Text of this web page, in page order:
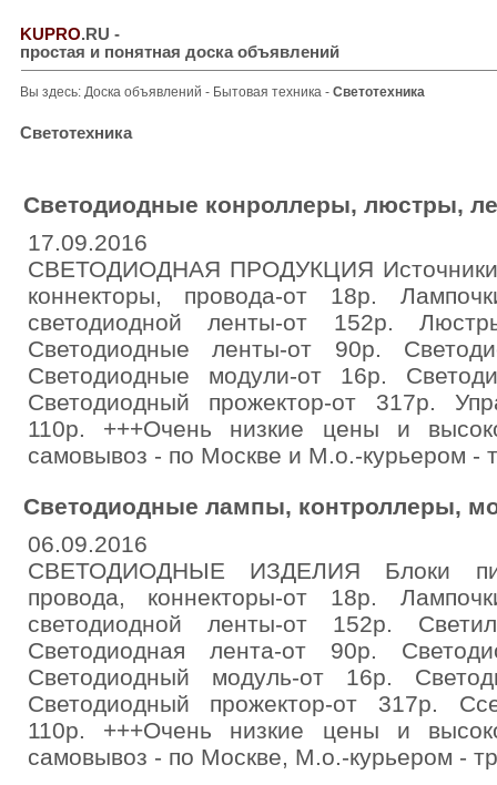
KUPRO.RU -
простая и понятная доска объявлений
Вы здесь: Доска объявлений - Бытовая техника - Светотехника
Светотехника
Светодиодные конроллеры, люстры,
17.09.2016
СВЕТОДИОДНАЯ ПРОДУКЦИЯ Источники
коннекторы, провода-от 18р.
светодиодной ленты-от 152р.
Светодиодные ленты-от 90р.
Светодиодные модули-от 16р.
Светодиодный прожектор-от 317р.
110р. +++Очень низкие цены и
самовывоз - по Москве и М.о.-курьером -
Светодиодные лампы, контроллеры,
06.09.2016
СВЕТОДИОДНЫЕ ИЗДЕЛИЯ Блоки
провода, коннекторы-от 18р.
светодиодной ленты-от 152р.
Светодиодная лента-от 90р.
Светодиодный модуль-от 16р.
Светодиодный прожектор-от 317р.
110р. +++Очень низкие цены и
самовывоз - по Москве, М.о.-курьером -